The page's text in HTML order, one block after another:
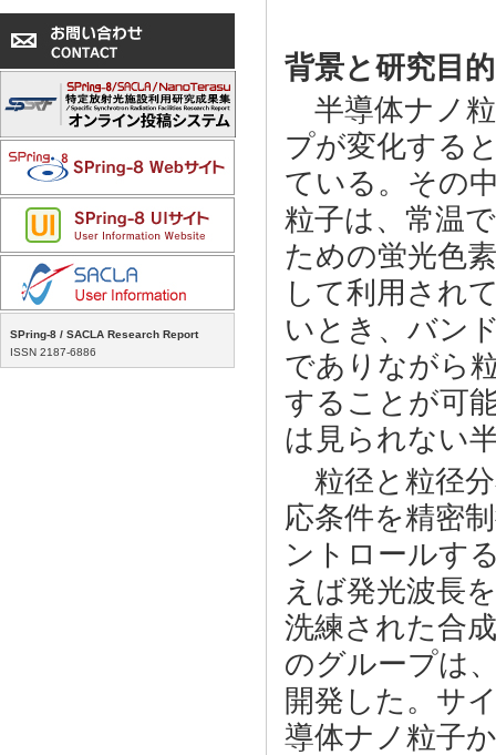
SPring-8 / SACLA Research Report
ISSN 2187-6886
背景と研究目
半導体ナノ
プが変化する
ている。その
粒子は、常温
ための蛍光色
して利用され
いとき、バン
でありながら
することが可
は見られない
粒径と粒径
応条件を精密
ントロールす
えば発光波長
洗練された合
のグループは
開発した。サ
導体ナノ粒子